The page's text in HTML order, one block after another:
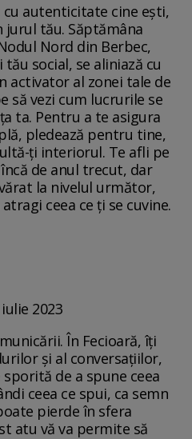
autenticitate cine ești,
jurul tău. Săptămâna
Nord din Berbec,
social, se aliniază cu
activator al zonei tale de
să vezi cum lucrurile se
ta. Pentru a te asigura
pledează pentru tine,
ți interiorul. Te afli pe
de anul trecut, dar
la nivelul următor,
ceea ce ți se cuvine.
2023
În Fecioară, îți
și al conversațiilor,
de a spune ceea
ceea ce spui, ca semn
pierde în sfera
atu vă va permite să